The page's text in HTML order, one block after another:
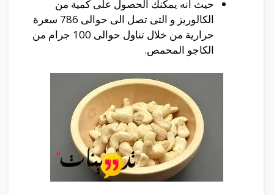
حيث أنه يمكنك الحصول على كمية من
الكالوريز و التى تصل الى حوالى 786 سعرة
حرارية من خلال تناول حوالى 100 جرام من
الكاجو المحمص.